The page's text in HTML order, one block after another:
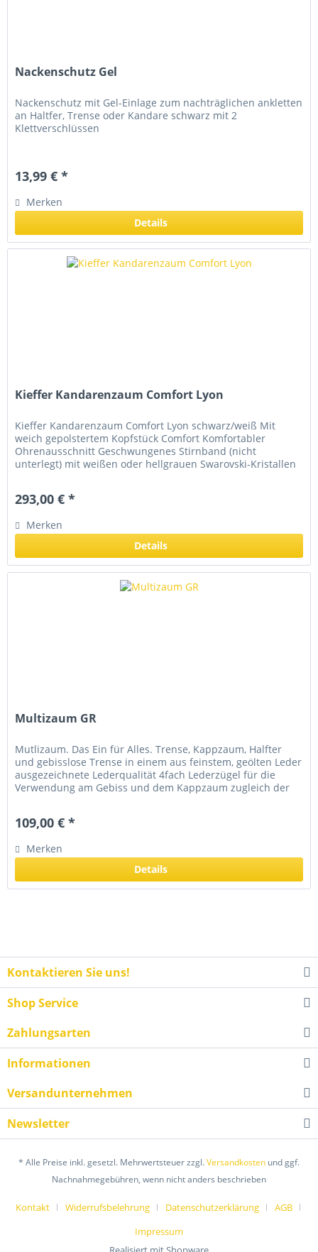
Nackenschutz Gel
Nackenschutz mit Gel-Einlage zum nachträglichen ankletten
an Haltfer, Trense oder Kandare schwarz mit 2
Klettverschlüssen
13,99 € *
Merken
Details
Kieffer Kandarenzaum Comfort Lyon
Kieffer Kandarenzaum Comfort Lyon schwarz/weiß Mit
weich gepolstertem Kopfstück Comfort Komfortabler
Ohrenausschnitt Geschwungenes Stirnband (nicht
unterlegt) mit weißen oder hellgrauen Swarovski-Kristallen
293,00 € *
Merken
Details
Multizaum GR
Mutlizaum. Das Ein für Alles. Trense, Kappzaum, Halfter
und gebisslose Trense in einem aus feinstem, geölten Leder
ausgezeichnete Lederqualität 4fach Lederzügel für die
Verwendung am Gebiss und dem Kappzaum zugleich der
109,00 € *
Merken
Details
Kontaktieren Sie uns!
Shop Service
Zahlungsarten
Informationen
Versandunternehmen
Newsletter
* Alle Preise inkl. gesetzl. Mehrwertsteuer zzgl.Versandkosten und ggf.
Nachnahmegebühren, wenn nicht anders beschrieben
Kontakt Widerrufsbelehrung Datenschutzerklärung
AGB
Impressum